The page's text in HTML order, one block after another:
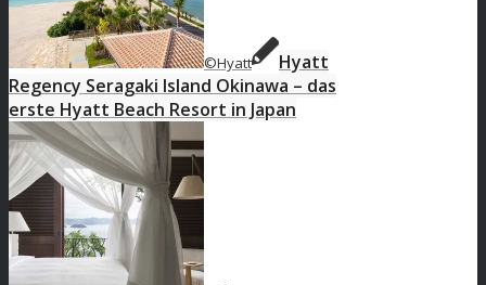
©Hyatt
Hyatt
Regency Seragaki Island Okinawa – das
erste Hyatt Beach Resort in Japan